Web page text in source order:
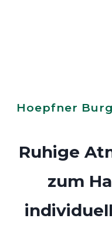
Hoepfner
Ruhige
zum